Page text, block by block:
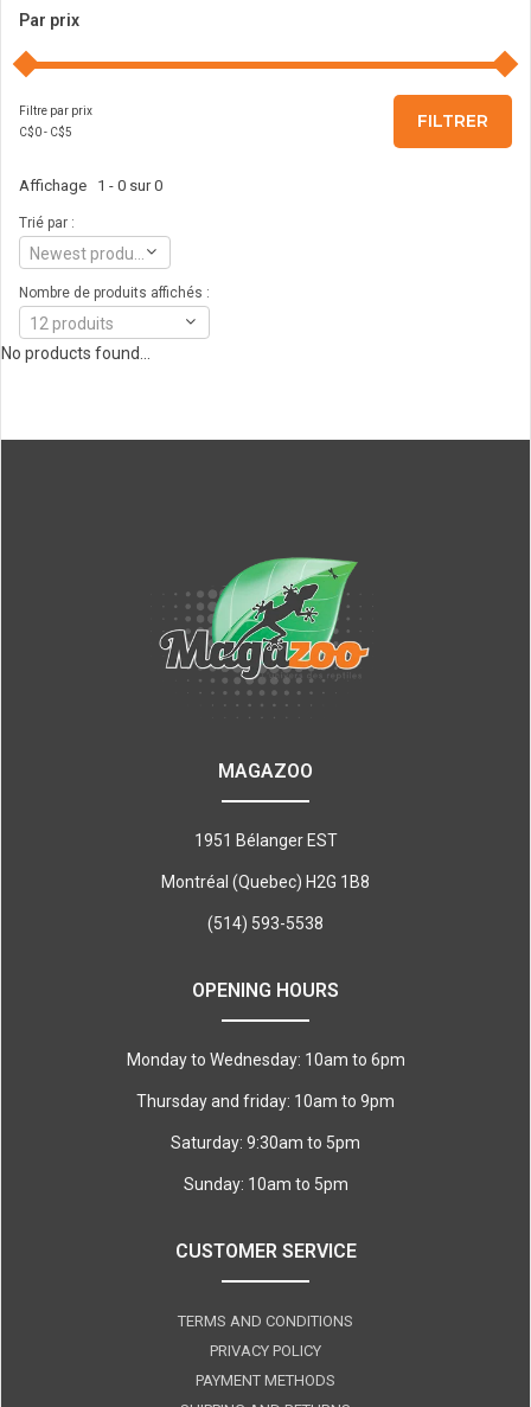
Par prix
Filtre par prix
C$0- C$5
FILTRER
Affichage 1 - 0 sur 0
Trié par :
Nombre de produits affichés :
12 produits
No products found...
MAGAZOO
1951 Bélanger EST
Montréal (Quebec) H2G 1B8
(514) 593-5538
OPENING HOURS
Monday to Wednesday: 10am to 6pm
Thursday and friday: 10am to 9pm
Saturday: 9:30am to 5pm
Sunday: 10am to 5pm
CUSTOMER SERVICE
TERMS AND CONDITIONS
PRIVACY POLICY
PAYMENT METHODS